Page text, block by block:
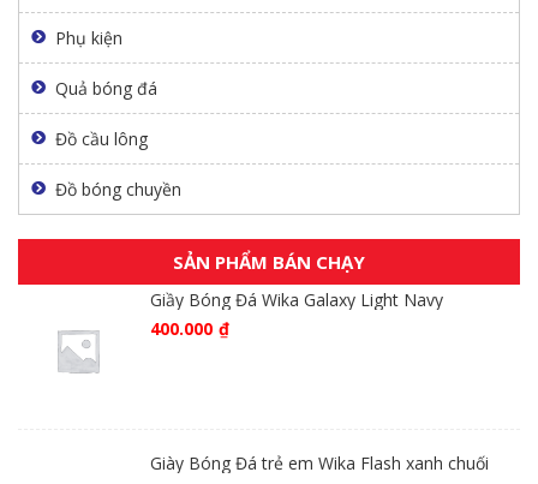
Phụ kiện
Quả bóng đá
Đồ cầu lông
Đồ bóng chuyền
SẢN PHẨM BÁN CHẠY
Giầy Bóng Đá Wika Galaxy Light Navy
400.000 ₫
Giày Bóng Đá trẻ em Wika Flash xanh chuối